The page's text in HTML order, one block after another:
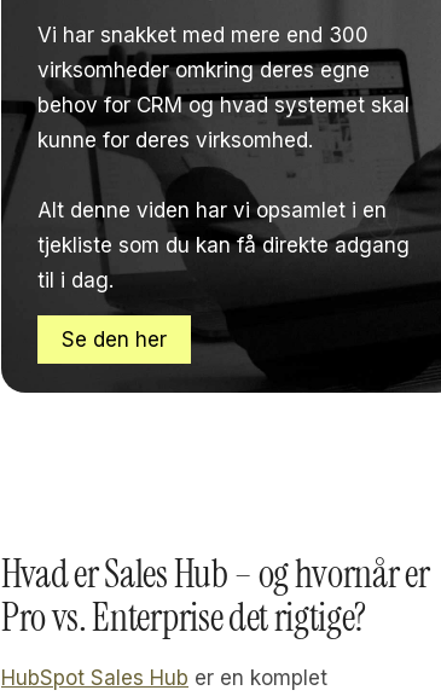
Vi har snakket med mere end 300
virksomheder omkring deres egne
behov for CRM og hvad systemet skal
kunne for deres virksomhed.
Alt denne viden har vi opsamlet i en
tjekliste som du kan få direkte adgang
til i dag.
Se den her
Hvad er Sales Hub – og hvornår er
Pro vs. Enterprise det rigtige?
HubSpot Sales Hub er en komplet